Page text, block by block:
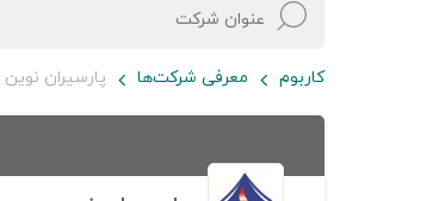
کاربوم معرفی شرکت‌ها پارسیران نوین